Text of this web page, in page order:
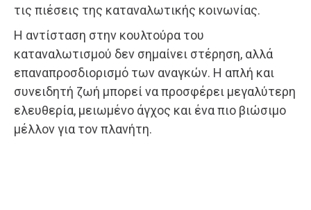
τις πιέσεις της καταναλωτικής κοινωνίας.
Η αντίσταση στην κουλτούρα του
καταναλωτισμού δεν σημαίνει στέρηση, αλλά
επαναπροσδιορισμό των αναγκών. Η απλή και
συνειδητή ζωή μπορεί να προσφέρει μεγαλύτερη
ελευθερία, μειωμένο άγχος και ένα πιο βιώσιμο
μέλλον για τον πλανήτη.